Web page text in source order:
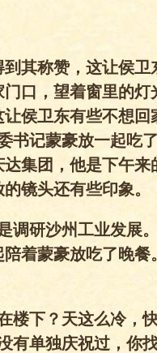
其称赞，这让侯卫
口，望着窗里的
侯卫东有些不想
书记蒙豪放一起吃
集团，他是下午
镜头还有些印象。
调研沙州工业发展
着蒙豪放吃了晚
楼下？天这么冷，
有单独庆祝过，你